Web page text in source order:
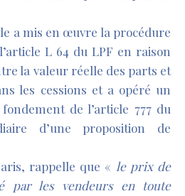
a mis en œuvre la procédure
L 64 du LPF en raison
la valeur réelle des parts et
les cessions et a opéré un
de l’article 777 du
d’une proposition de
rappelle que « le prix de
par les vendeurs en toute